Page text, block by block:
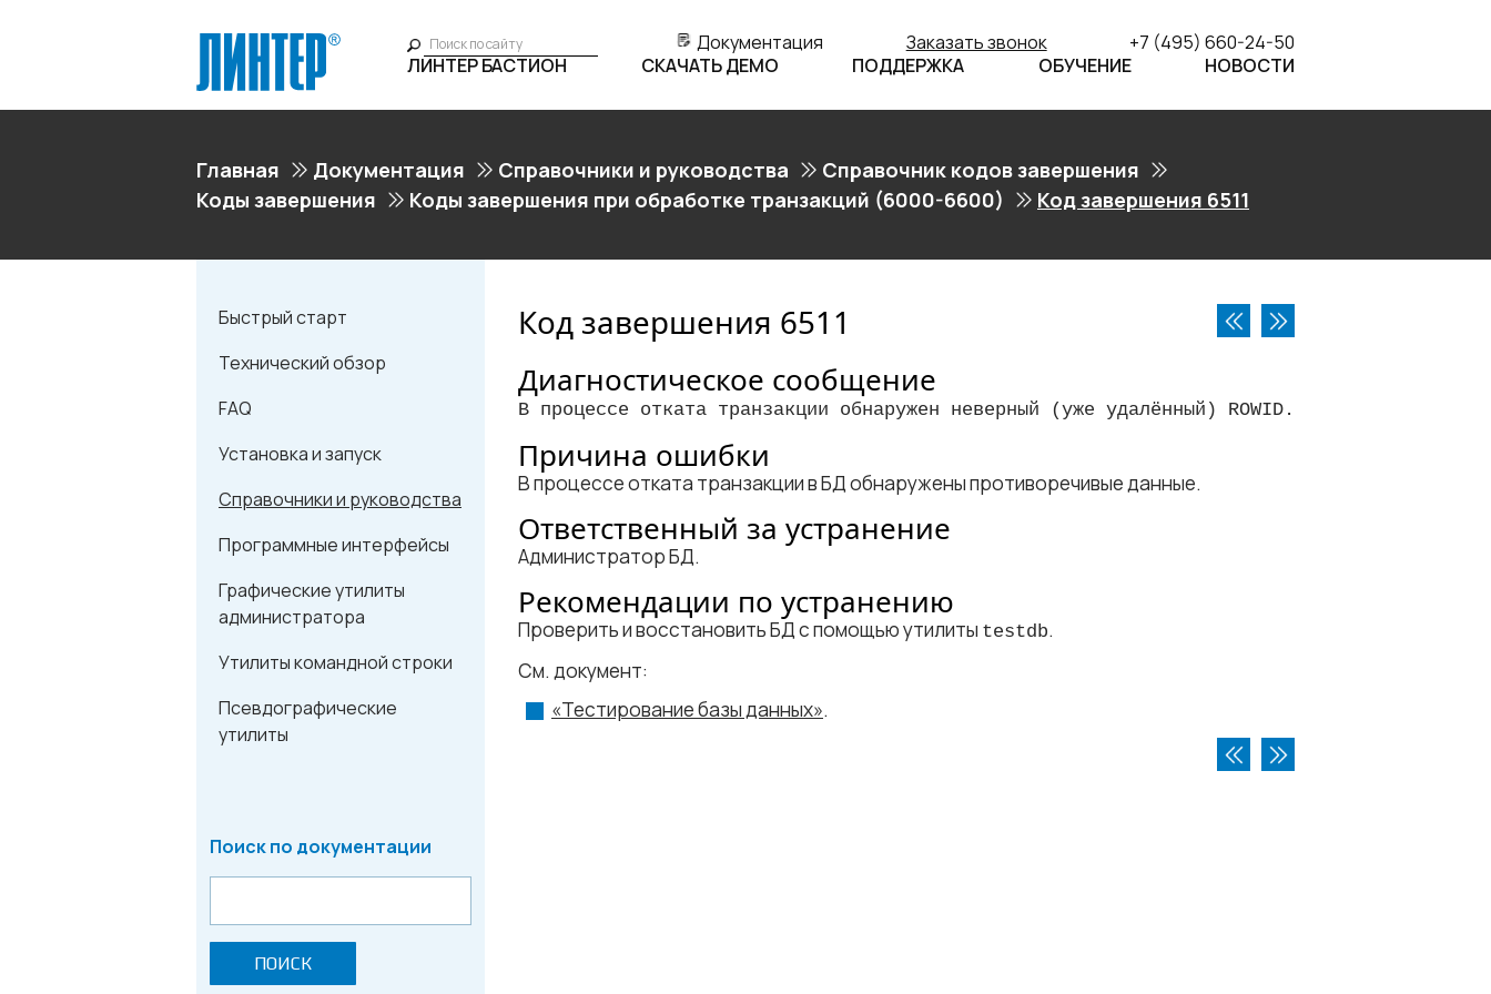
Документация Заказать звонок
+7 (495) 660-24-50
ЛИНТЕР БАСТИОН
СКАЧАТЬ ДЕМО ПОДДЕРЖКА ОБУЧЕНИЕ НОВОСТИ
Главная Документация Справочники и руководства
Справочник кодов завершения
Коды завершения
Коды завершения при обработке транзакций (6000-6600) Код завершения 6511
Быстрый старт
Технический обзор
FAQ
Установка и запуск
Справочники и руководства
Программные интерфейсы
Графические утилиты
администратора
Утилиты командной строки
Псевдографические
утилиты
Поиск по документации
ПОИСК
Код завершения 6511
Диагностическое сообщение
В процессе отката транзакции обнаружен неверный (уже удалённый) ROWID.
Причина ошибки
В процессе отката транзакции в БД обнаружены противоречивые данные.
Ответственный за устранение
Администратор БД.
Рекомендации по устранению
Проверить и восстановить БД с помощью утилиты testdb.
См. документ:
«Тестирование базы данных».